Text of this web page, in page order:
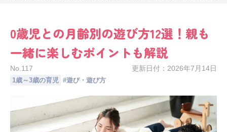
0歳児との月齢別の遊び方12選！親も
一緒に楽しむポイントも解説
No. 117 更新日付： 2026年7月14日
1歳～3歳の育児 #遊び・遊び方